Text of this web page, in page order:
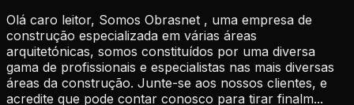
Olá caro leitor, Somos Obrasnet , uma empresa de
construção especializada em várias áreas
arquitetónicas, somos constituídos por uma diversa
gama de profissionais e especialistas nas mais diversas
áreas da construção. Junte-se aos nossos clientes, e
acredite que pode contar conosco para tirar finalm...